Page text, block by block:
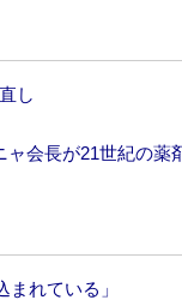
し
ャ会長が21世紀の薬
れている」